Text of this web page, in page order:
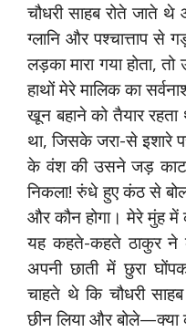
चौधरी साहब रोते जाते
ग्लानि और पश्चात्ताप से
लड़का मारा गया होता,
हाथों मेरे मालिक का
खून बहाने को तैयार रहता
था, जिसके जरा-से इशारे
के वंश की उसने जड़ काट
निकला! रुंधे हुए कंठ से
और कौन होगा। मेरे मुंह में
यह कहते-कहते ठाकुर ने
अपनी छाती में छुरा
चाहते थे कि चौधरी
छीन लिया और बोले—क्या